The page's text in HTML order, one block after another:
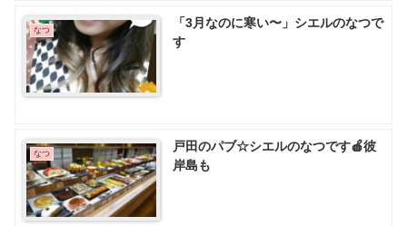
なつ
「3月なのに寒い〜」シエルのなつで
す
なつ
戸田のパブ☆シエルのなつです🍎彼
岸島も